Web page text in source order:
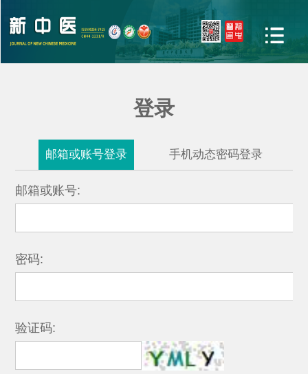
登录
邮箱或账号登录 手机动态密码登录
邮箱或账号:
密码:
验证码: